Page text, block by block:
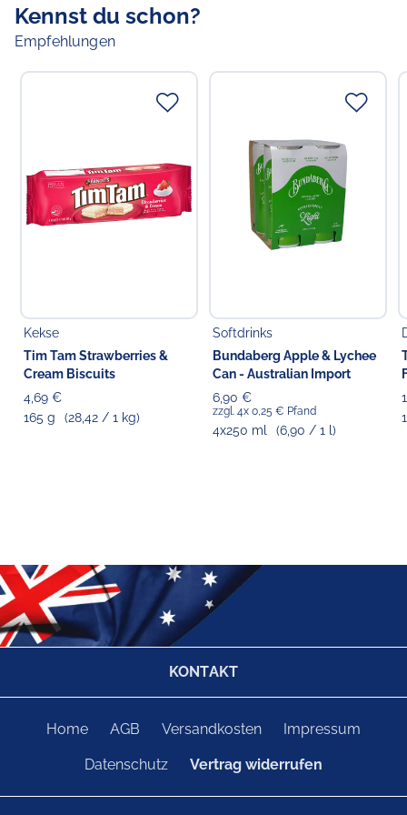
Kennst du schon?
Empfehlungen
Kekse
Tim Tam Strawberries &
Cream Biscuits
4,69 €
165 g
(28,42 / 1 kg)
Softdrinks
Bundaberg Apple & Lychee
Can - Australian Import
6,90 €
zzgl. 4x 0,25 € Pfand
4x250 ml (6,90 / 1 l)
KONTAKT
Home AGB Versandkosten Impressum
Datenschutz Vertrag widerrufen